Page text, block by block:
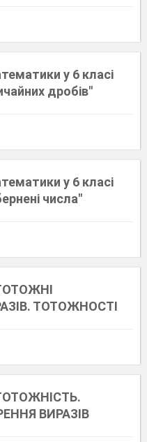
у 6 класі
дробів"
у 6 класі
числа"
ТОТОЖНОСТІ
ВИРАЗІВ